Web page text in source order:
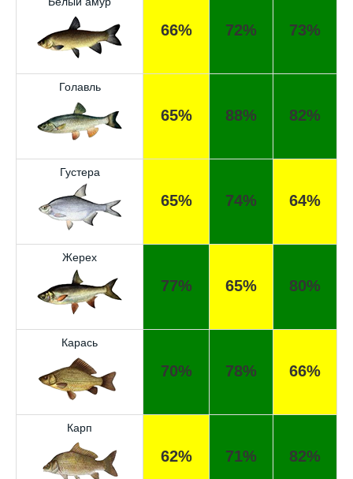
66% 72% 73%
Голавль
65% 88% 82%
Густера
65% 74% 64%
Жерех
77% 65% 80%
Карась
70% 78% 66%
Карп
62% 71% 82%